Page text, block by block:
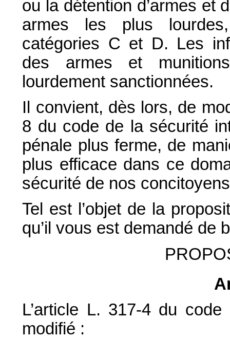
ou la détention d’armes et
armes les plus
catégories C et D. Les
des armes et
lourdement sanctionnées.
Il convient, dès lors, de
8 du code de la sécurité
pénale plus ferme, de
plus efficace dans ce
sécurité de nos
Tel est l’objet de la
qu’il vous est demandé de
L’article L. 317-4 du
modifié :